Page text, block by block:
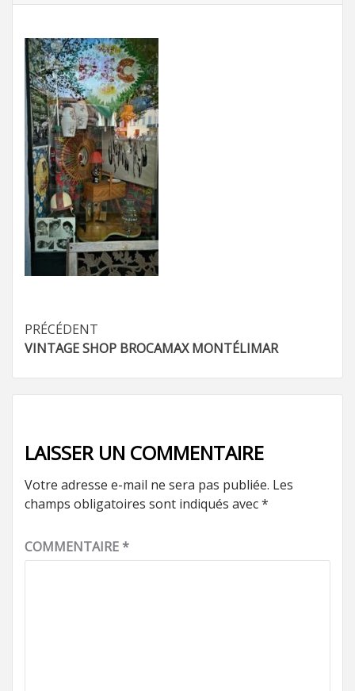
Navigation
d’article
PRÉCÉDENT
VINTAGE SHOP BROCAMAX MONTÉLIMAR
LAISSER UN COMMENTAIRE
Votre adresse e-mail ne sera pas publiée. Les
champs obligatoires sont indiqués avec*
COMMENTAIRE*